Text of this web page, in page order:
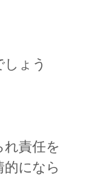
ょう
れ責任を
になら